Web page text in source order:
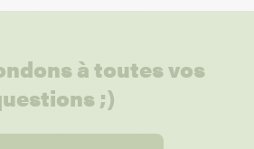
à toutes vos
;)